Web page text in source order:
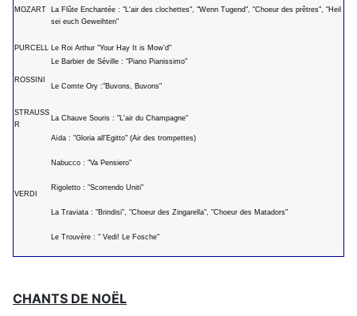
MOZART
La Flûte Enchantée : "L'air des clochettes", "Wenn Tugend", "Choeur des prêtres", "Heil
sei euch Geweihten"
PURCELL Le Roi Arthur "Your Hay It is Mow'd"
ROSSINI
Le Barbier de Séville : "Piano Pianissimo"
Le Comte Ory :"Buvons, Buvons"
STRAUSS
R
La Chauve Souris : "L'air du Champagne"
VERDI
Aïda : "Gloria all'Egitto" (Air des trompettes)
Nabucco : "Va Pensiero"
Rigoletto : "Scorrendo Uniti"
La Traviata : "Brindisi", "Choeur des Zingarella", "Choeur des Matadors"
Le Trouvère : " Vedi! Le Fosche"
CHANTS DE NOËL